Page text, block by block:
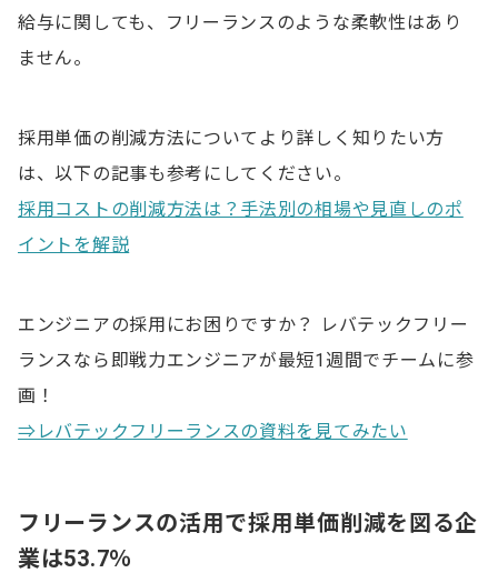
給与に関しても、フリーランスのような柔軟性はあり
ません。
採用単価の削減方法についてより詳しく知りたい方
は、以下の記事も参考にしてください。
採用コストの削減方法は？手法別の相場や見直しのポ
イントを解説
エンジニアの採用にお困りですか？ レバテックフリー
ランスなら即戦力エンジニアが最短1週間でチームに参
画！
⇒レバテックフリーランスの資料を見てみたい
フリーランスの活用で採用単価削減を図る企
業は53.7％